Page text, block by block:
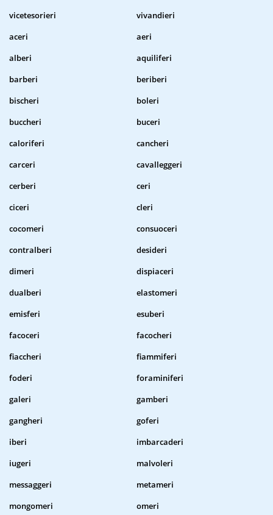
vicetesorieri
vivandieri
aceri
aeri
alberi
aquiliferi
barberi
beriberi
bischeri
boleri
buccheri
buceri
caloriferi
cancheri
carceri
cavalleggeri
cerberi
ceri
ciceri
cleri
cocomeri
consuoceri
contralberi
desideri
dimeri
dispiaceri
dualberi
elastomeri
emisferi
esuberi
facoceri
facocheri
fiaccheri
fiammiferi
foderi
foraminiferi
galeri
gamberi
gangheri
goferi
iberi
imbarcaderi
iugeri
malvoleri
messaggeri
metameri
mongomeri
omeri